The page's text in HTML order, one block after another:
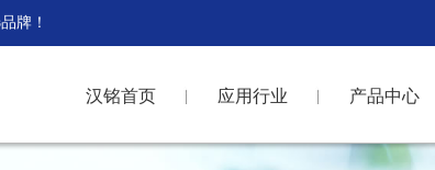
牌！
汉铭首页 应用行业 产品中心